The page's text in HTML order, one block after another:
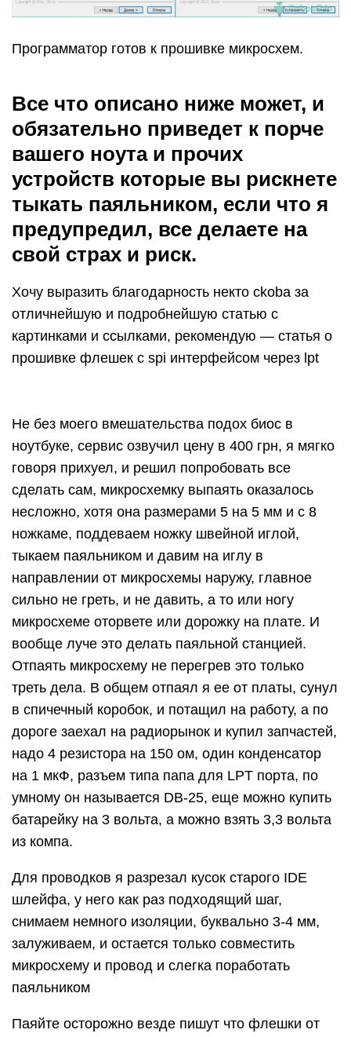
Программатор готов к прошивке микросхем.
Все что описано ниже может, и
обязательно приведет к порче
вашего ноута и прочих
устройств которые вы рискнете
тыкать паяльником, если что я
предупредил, все делаете на
свой страх и риск.
Хочу выразить благодарность некто ckoba за
отличнейшую и подробнейшую статью с
картинками и ссылками, рекомендую — статья о
прошивке флешек с spi интерфейсом через lpt
Не без моего вмешательства подох биос в
ноутбуке, сервис озвучил цену в 400 грн, я мягко
говоря прихуел, и решил попробовать все
сделать сам, микросхемку выпаять оказалось
несложно, хотя она размерами 5 на 5 мм и с 8
ножкаме, поддеваем ножку швейной иглой,
тыкаем паяльником и давим на иглу в
направлении от микросхемы наружу, главное
сильно не греть, и не давить, а то или ногу
микросхеме оторвете или дорожку на плате. И
вообще луче это делать паяльной станцией.
Отпаять микросхему не перегрев это только
треть дела. В общем отпаял я ее от платы, сунул
в спичечный коробок, и потащил на работу, а по
дороге заехал на радиорынок и купил запчастей,
надо 4 резистора на 150 ом, один конденсатор
на 1 мкФ, разъем типа папа для LPT порта, по
умному он называется DB-25, еще можно купить
батарейку на 3 вольта, а можно взять 3,3 вольта
из компа.
Для проводков я разрезал кусок старого IDE
шлейфа, у него как раз подходящий шаг,
снимаем немного изоляции, буквально 3-4 мм,
залуживаем, и остается только совместить
микросхему и провод и слегка поработать
паяльником
Паяйте осторожно везде пишут что флешки от